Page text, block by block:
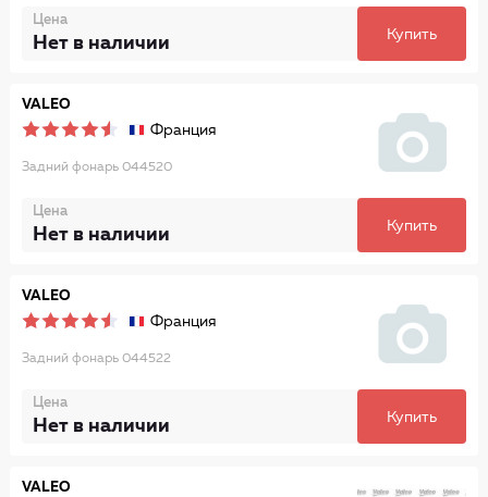
Цена
Нет в наличии Купить
VALEO
Франция
Задний фонарь 044520
Цена
Нет в наличии Купить
VALEO
Франция
Задний фонарь 044522
Цена
Нет в наличии Купить
VALEO